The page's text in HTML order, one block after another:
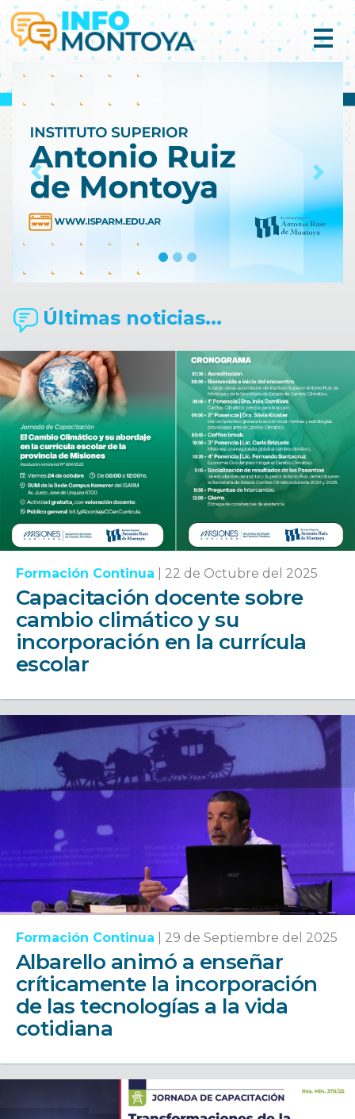
Previous Next
Últimas noticias...
Formación Continua 22 de Octubre del 2025
Capacitación docente sobre
cambio climático y su
incorporación en la currícula
escolar
Formación Continua 29 de Septiembre del 2025
Albarello animó a enseñar
críticamente la incorporación
de las tecnologías a la vida
cotidiana